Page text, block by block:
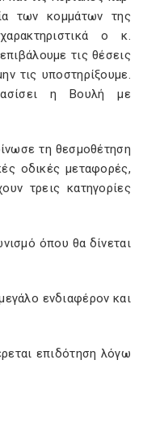
των κομμάτων της
ο κ.
τις θέσεις
τις υποστηρίξουμε.
η Βουλή με
τη θεσμοθέτηση
οδικές μεταφορές,
τρεις κατηγορίες
όπου θα δίνεται
ενδιαφέρον και
επιδότηση λόγω